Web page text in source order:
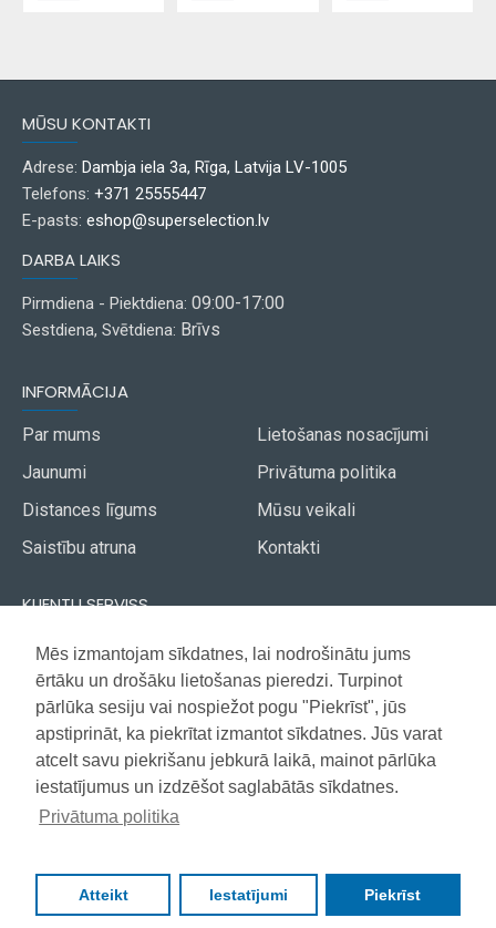
Mēs izmantojam sīkdatnes, lai nodrošinātu jums
ērtāku un drošāku lietošanas pieredzi. Turpinot
pārlūka sesiju vai nospiežot pogu "Piekrīst", jūs
apstiprināt, ka piekrītat izmantot sīkdatnes. Jūs varat
atcelt savu piekrišanu jebkurā laikā, mainot pārlūka
iestatījumus un izdzēšot saglabātās sīkdatnes.
Privātuma politika
Atteikt Iestatījumi Piekrīst
MŪSU KONTAKTI
Adrese: Dambja iela 3a, Rīga, Latvija LV-1005
Telefons: +371 25555447
E-pasts: eshop@superselection.lv
DARBA LAIKS
Pirmdiena - Piektdiena: 09:00-17:00
Sestdiena, Svētdiena: Brīvs
INFORMĀCIJA
Par mums
Jaunumi
Distances līgums
Saistību atruna
Lietošanas nosacījumi
Privātuma politika
Mūsu veikali
Kontakti
KLIENTU SERVISS
Piegāde
Apmaksa
Garantija
Akcijas avīze
Vietnes karte
Copyright © 2021, Super Selection, Visas tiesības aizsargātas